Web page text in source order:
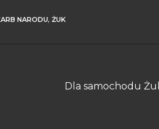
NARODU, ŻUK
Dla samochodu